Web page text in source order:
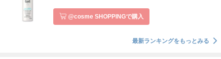
@cosme SHOPPINGで購入
最新ランキングをもっとみる